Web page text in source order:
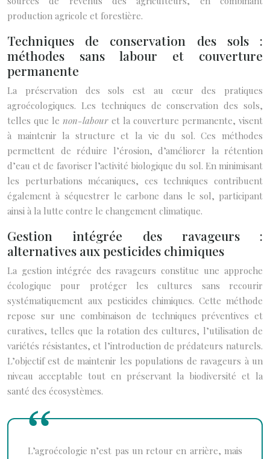
production agricole et forestière.
Techniques de conservation des sols :
méthodes sans labour et couverture
permanente
La préservation des sols est au cœur des pratiques
agroécologiques. Les techniques de conservation des sols,
telles que lenon-labour et la couverture permanente, visent
à maintenir la structure et la vie du sol. Ces méthodes
permettent de réduire l’érosion, d’améliorer la rétention
d’eau et de favoriser l’activité biologique du sol. En minimisant
les perturbations mécaniques, ces techniques contribuent
également à séquestrer le carbone dans le sol, participant
ainsi à la lutte contre le changement climatique.
Gestion intégrée des ravageurs :
alternatives aux pesticides chimiques
La gestion intégrée des ravageurs constitue une approche
écologique pour protéger les cultures sans recourir
systématiquement aux pesticides chimiques. Cette méthode
repose sur une combinaison de techniques préventives et
curatives, telles que la rotation des cultures, l’utilisation de
variétés résistantes, et l’introduction de prédateurs naturels.
L’objectif est de maintenir les populations de ravageurs à un
niveau acceptable tout en préservant la biodiversité et la
santé des écosystèmes.
L’agroécologie n’est pas un retour en arrière, mais